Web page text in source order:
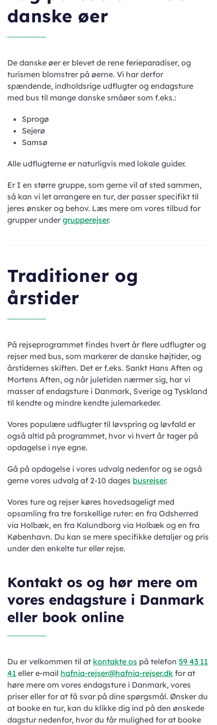
danske øer
De danske øer er blevet de rene ferieparadiser, og
turismen blomstrer på øerne. Vi har derfor
spændende, indholdsrige udflugter og endagsture
med bus til mange danske småøer som f.eks.:
Sprogø
Sejerø
Samsø
Alle udflugterne er naturligvis med lokale guider.
Er I en større gruppe, som gerne vil af sted sammen,
så kan vi let arrangere en tur, der passer specifikt til
jeres ønsker og behov. Læs mere om vores tilbud for
grupper under grupperejser.
Traditioner og
årstider
På rejseprogrammet findes hvert år flere udflugter og
rejser med bus, som markerer de danske højtider, og
årstidernes skiften. Det er f.eks. Sankt Hans Aften og
Mortens Aften, og når juletiden nærmer sig, har vi
masser af endagsture i Danmark, Sverige og Tyskland
til kendte og mindre kendte julemarkeder.
Vores populære udflugter til løvspring og løvfald er
også altid på programmet, hvor vi hvert år tager på
opdagelse i nye egne.
Gå på opdagelse i vores udvalg nedenfor og se også
gerne vores udvalg af 2-10 dages busrejser.
Vores ture og rejser køres hovedsageligt med
opsamling fra tre forskellige ruter: en fra Odsherred
via Holbæk, en fra Kalundborg via Holbæk og en fra
København. Du kan se mere specifikke detaljer og pris
under den enkelte tur eller rejse.
Kontakt os og hør mere om
vores endagsture i Danmark
eller book online
Du er velkommen til at kontakte os på telefon 59 43 11
41 eller e-mail hafnia-rejser@hafnia-rejser.dk for at
høre mere om vores endagsture i Danmark, vores
priser eller for at få svar på dine spørgsmål. Ønsker du
at booke en tur, kan du klikke dig ind på den ønskede
dagstur nedenfor, hvor du får mulighed for at booke